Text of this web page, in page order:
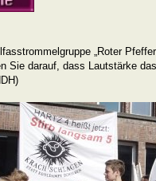
„Roter
Sie darauf, dass Lautstärke